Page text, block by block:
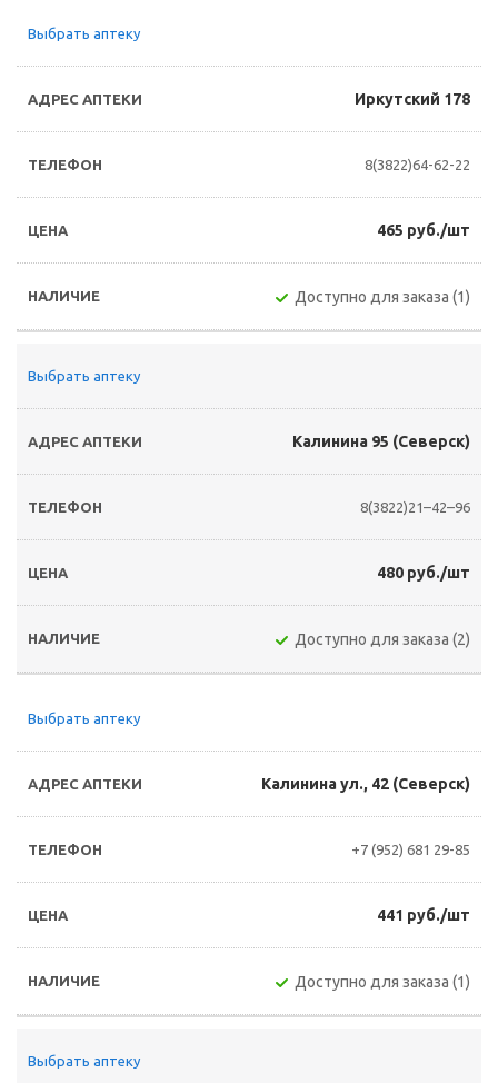
Выбрать аптеку
Иркутский 178
8(3822)64-62-22
465 руб./шт
Доступно для заказа (1)
Выбрать аптеку
Калинина 95 (Северск)
8(3822)21–42–96
480 руб./шт
Доступно для заказа (2)
Выбрать аптеку
Калинина ул., 42 (Северск)
+7 (952) 681 29-85
441 руб./шт
Доступно для заказа (1)
Выбрать аптеку